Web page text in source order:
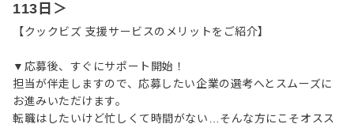
113日＞
【クックビズ 支援サービスのメリットをご紹介】
▼応募後、すぐにサポート開始！
担当が伴走しますので、応募したい企業の選考へとスムーズに
お進みいただけます。
転職はしたいけど忙しくて時間がない…そんな方にこそオスス